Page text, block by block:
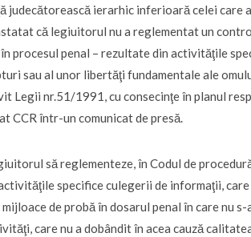
judecătorească ierarhic inferioară celei
că legiuitorul nu a reglementat un
procesul penal – rezultate din activităţile
sau al unor libertăţi fundamentale ale
nr.51/1991, cu consecinţe în planul
CCR într-un comunicat de presă.
să reglementeze, în Codul de
specifice culegerii de informaţii,
de probă în dosarul penal în care nu
care nu a dobândit în acea cauză